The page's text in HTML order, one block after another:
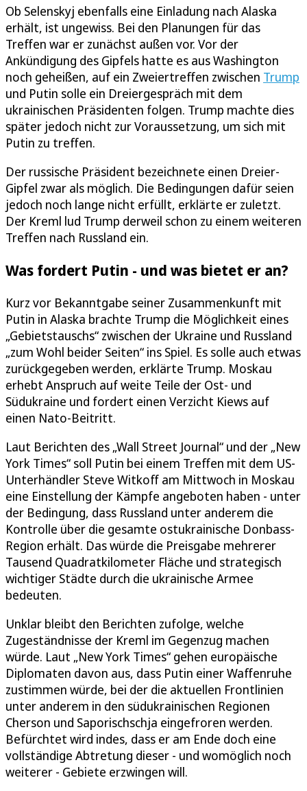
Ob Selenskyj ebenfalls eine Einladung nach Alaska
erhält, ist ungewiss. Bei den Planungen für das
Treffen war er zunächst außen vor. Vor der
Ankündigung des Gipfels hatte es aus Washington
noch geheißen, auf ein Zweiertreffen zwischen Trump
und Putin solle ein Dreiergespräch mit dem
ukrainischen Präsidenten folgen. Trump machte dies
später jedoch nicht zur Voraussetzung, um sich mit
Putin zu treffen.
Der russische Präsident bezeichnete einen Dreier-
Gipfel zwar als möglich. Die Bedingungen dafür seien
jedoch noch lange nicht erfüllt, erklärte er zuletzt.
Der Kreml lud Trump derweil schon zu einem weiteren
Treffen nach Russland ein.
Was fordert Putin - und was bietet er an?
Kurz vor Bekanntgabe seiner Zusammenkunft mit
Putin in Alaska brachte Trump die Möglichkeit eines
„Gebietstauschs“ zwischen der Ukraine und Russland
„zum Wohl beider Seiten“ ins Spiel. Es solle auch etwas
zurückgegeben werden, erklärte Trump. Moskau
erhebt Anspruch auf weite Teile der Ost- und
Südukraine und fordert einen Verzicht Kiews auf
einen Nato-Beitritt.
Laut Berichten des „Wall Street Journal“ und der „New
York Times“ soll Putin bei einem Treffen mit dem US-
Unterhändler Steve Witkoff am Mittwoch in Moskau
eine Einstellung der Kämpfe angeboten haben - unter
der Bedingung, dass Russland unter anderem die
Kontrolle über die gesamte ostukrainische Donbass-
Region erhält. Das würde die Preisgabe mehrerer
Tausend Quadratkilometer Fläche und strategisch
wichtiger Städte durch die ukrainische Armee
bedeuten.
Unklar bleibt den Berichten zufolge, welche
Zugeständnisse der Kreml im Gegenzug machen
würde. Laut „New York Times“ gehen europäische
Diplomaten davon aus, dass Putin einer Waffenruhe
zustimmen würde, bei der die aktuellen Frontlinien
unter anderem in den südukrainischen Regionen
Cherson und Saporischschja eingefroren werden.
Befürchtet wird indes, dass er am Ende doch eine
vollständige Abtretung dieser - und womöglich noch
weiterer - Gebiete erzwingen will.